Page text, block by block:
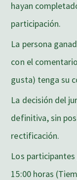
hayan
participación.
La persona
con el
gusta) tenga su
La decisión del
definitiva, sin
rectificación.
Los
15:00 horas